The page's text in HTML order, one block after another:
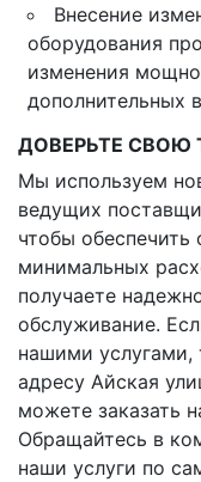
Внесение
оборудования
изменения
дополнительных
ДОВЕРЬТЕ СВОЮ
Мы используем
ведущих
чтобы обеспечить
минимальных
получаете
обслуживание.
нашими услугами,
адресу Айская
можете заказать
Обращайтесь в
наши услуги по